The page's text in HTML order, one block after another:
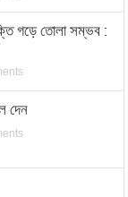
গড়ে তোলা সম্ভব :
দেন